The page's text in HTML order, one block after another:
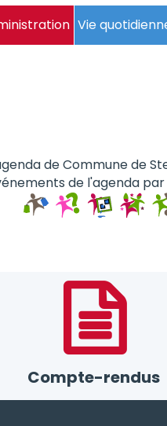
Vie
de Commune de
de l'agenda
Compte-rendus